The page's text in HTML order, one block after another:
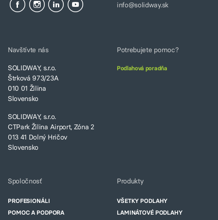
info@solidway.sk
Navštívte nás
SOLIDWAY, s.r.o.
Štrková 973/23A
010 01 Žilina
Slovensko
SOLIDWAY, s.r.o.
CTPark Žilina Airport, Zóna 2
013 41 Dolný Hričov
Slovensko
Potrebujete pomoc?
Podlahová poradňa
Spoločnosť
PROFESIONÁLI
POMOC A PODPORA
Produkty
VŠETKY PODLAHY
LAMINÁTOVÉ PODLAHY